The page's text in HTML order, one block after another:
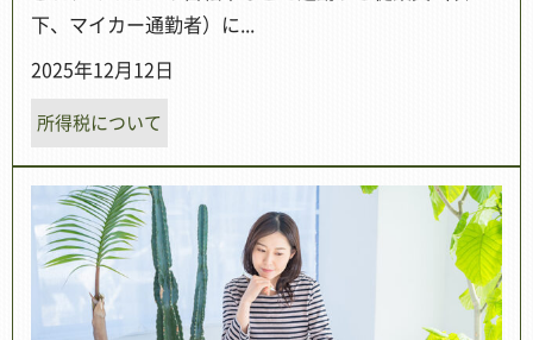
下、マイカー通勤者）に...
2025年12月12日
所得税について